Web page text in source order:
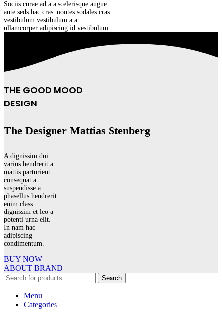
Sociis curae ad a a scelerisque augue
ante seds hac cras montes sodales cras
vestibulum vestibulum a a
ullamcorper adipiscing id vestibulum.
THE GOOD MOOD
DESIGN
The Designer Mattias Stenberg
A dignissim dui
varius hendrerit a
mattis parturient
consequat a
suspendisse a
phasellus hendrerit
enim class
dignissim et leo a
potenti urna elit.
In nam hac
adipiscing
condimentum.
BUY NOW
ABOUT BRAND
Search
Menu
Categories